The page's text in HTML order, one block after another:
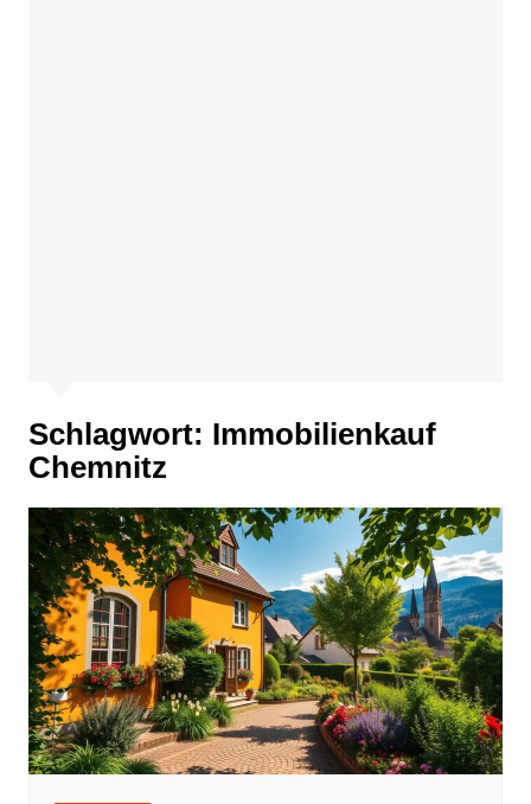
Schlagwort: Immobilienkauf
Chemnitz